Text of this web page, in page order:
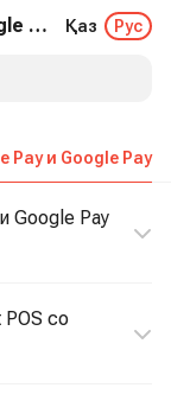
Прием оплаты. Apple Pay и Google Pay Қаз Рус
Pay и Google Pay
Google Pay
POS со